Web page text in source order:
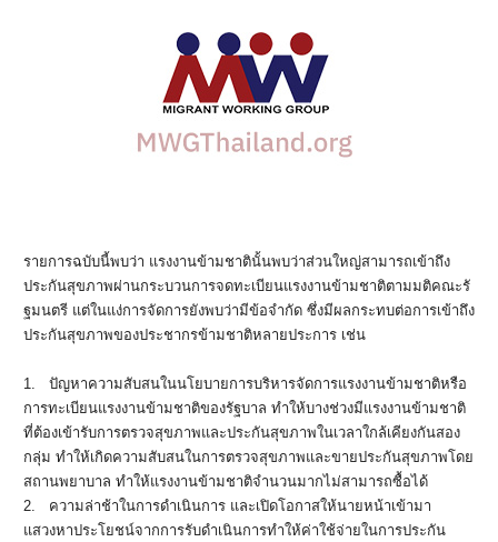
รายการฉบับนี้พบว่า แรงงานข้ามชาตินั้นพบว่าส่วนใหญ่สามารถเข้าถึง
ประกันสุขภาพผ่านกระบวนการจดทะเบียนแรงงานข้ามชาติตามมติคณะรั
ฐมนตรี แต่ในแง่การจัดการยังพบว่ามีข้อจำกัด ซึ่งมีผลกระทบต่อการเข้าถึง
ประกันสุขภาพของประชากรข้ามชาติหลายประการ เช่น
1. ปัญหาความสับสนในนโยบายการบริหารจัดการแรงงานข้ามชาติหรือ
การทะเบียนแรงงานข้ามชาติของรัฐบาล ทำให้บางช่วงมีแรงงานข้ามชาติ
ที่ต้องเข้ารับการตรวจสุขภาพและประกันสุขภาพในเวลาใกล้เคียงกันสอง
กลุ่ม ทำให้เกิดความสับสนในการตรวจสุขภาพและขายประกันสุขภาพโดย
สถานพยาบาล ทำให้แรงงานข้ามชาติจำนวนมากไม่สามารถซื้อได้
2.
ความล่าช้าในการดำเนินการ และเปิดโอกาสให้นายหน้าเข้ามา
แสวงหาประโยชน์จากการรับดำเนินการทำให้ค่าใช้จ่ายในการประกัน